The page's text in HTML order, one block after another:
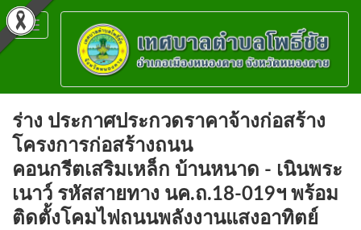
Toggle
navigation
ร่าง ประกาศประกวดราคาจ้างก่อสร้าง
โครงการก่อสร้างถนน
คอนกรีตเสริมเหล็ก บ้านหนาด - เนินพระ
เนาว์ รหัสสายทาง นค.ถ.18-019ฯ พร้อม
ติดตั้งโคมไฟถนนพลังงานแสงอาทิตย์